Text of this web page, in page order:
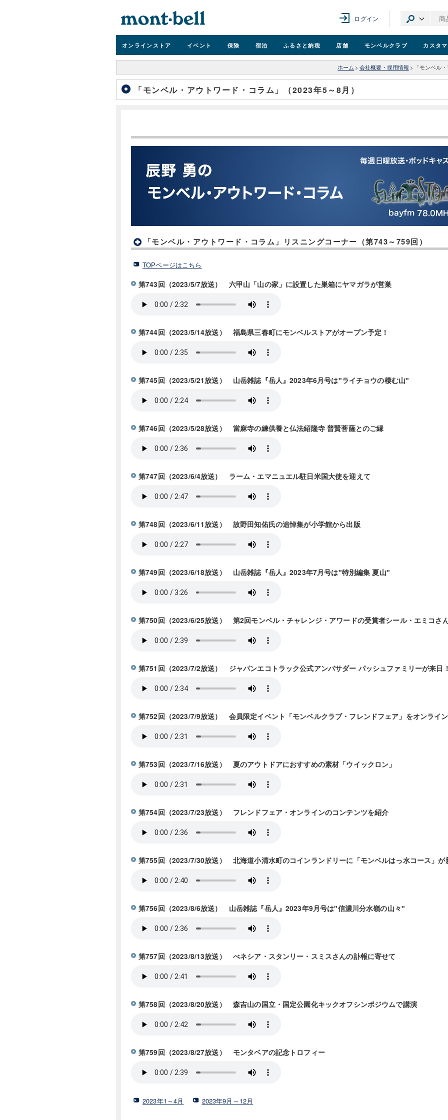
ログイン
オンラインストア イベント 保険 宿泊 ふるさと納税 店舗 モンベルクラブ カスタ
ホーム > 会社概要・採用情報 > 「モンベル
「モンベル・アウトワード・コラム」（2023年5～8月）
「モンベル・アウトワード・コラム」リスニングコーナー（第743～759回）
TOPページはこちら
第743回（2023/5/7放送） 六甲山「山の家」に設置した巣箱にヤマガラが営巣
第744回（2023/5/14放送） 福島県三春町にモンベルストアがオープン予定！
第745回（2023/5/21放送） 山岳雑誌『岳人』2023年6月号は"ライチョウの棲む山"
第746回（2023/5/28放送） 當麻寺の練供養と仏法紹隆寺 普賢菩薩とのご縁
第747回（2023/6/4放送） ラーム・エマニュエル駐日米国大使を迎えて
第748回（2023/6/11放送） 故野田知佑氏の追悼集が小学館から出版
第749回（2023/6/18放送） 山岳雑誌『岳人』2023年7月号は"特別編集 夏山"
第750回（2023/6/25放送） 第2回モンベル・チャレンジ・アワードの受賞者シール・エミコさ
第751回（2023/7/2放送） ジャパンエコトラック公式アンバサダー パッシュファミリーが来日！
第752回（2023/7/9放送） 会員限定イベント「モンベルクラブ・フレンドフェア」をオンライ
第753回（2023/7/16放送） 夏のアウトドアにおすすめの素材「ウイックロン」
第754回（2023/7/23放送） フレンドフェア・オンラインのコンテンツを紹介
第755回（2023/7/30放送） 北海道小清水町のコインランドリーに「モンベルはっ水コース」が
第756回（2023/8/6放送） 山岳雑誌『岳人』2023年9月号は"信濃川分水嶺の山々"
第757回（2023/8/13放送） べネシア・スタンリー・スミスさんの訃報に寄せて
第758回（2023/8/20放送） 森吉山の国立・国定公園化キックオフシンポジウムで講演
第759回（2023/8/27放送） モンタベアの記念トロフィー
2023年1～4月 2023年9月～12月